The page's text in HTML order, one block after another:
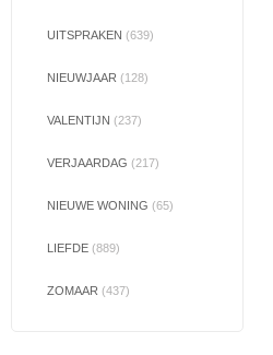
UITSPRAKEN (639)
NIEUWJAAR (128)
VALENTIJN (237)
VERJAARDAG (217)
NIEUWE WONING (65)
LIEFDE (889)
ZOMAAR (437)